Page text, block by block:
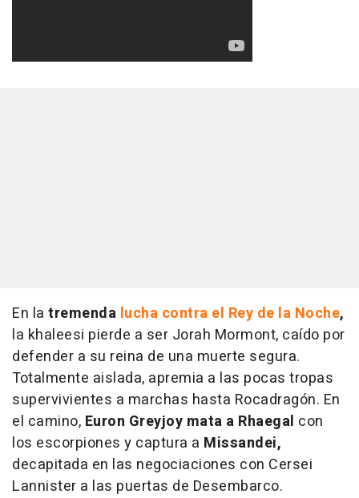
En la tremenda lucha contra el Rey de la Noche,
la khaleesi pierde a ser Jorah Mormont, caído por
defender a su reina de una muerte segura.
Totalmente aislada, apremia a las pocas tropas
supervivientes a marchas hasta Rocadragón. En
el camino, Euron Greyjoy mata a Rhaegal con
los escorpiones y captura a Missandei,
decapitada en las negociaciones con Cersei
Lannister a las puertas de Desembarco.